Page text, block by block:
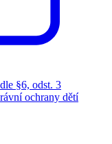
§6, odst. 3
ochrany dětí